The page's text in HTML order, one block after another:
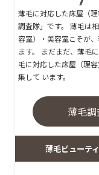
薄毛に対応した床屋（
調査隊」です。 薄毛は
容室）・美容室こそが
ます。 まだまだ、薄毛
毛に対応した床屋（理
集して います。
薄毛
薄毛ビューテ